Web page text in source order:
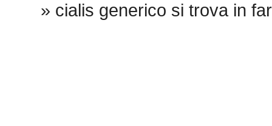
» cialis generico si trova in